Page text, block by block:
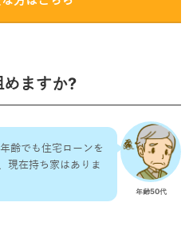
ますか?
年齢50代
齢でも住宅ローンを
現在持ち家はありま